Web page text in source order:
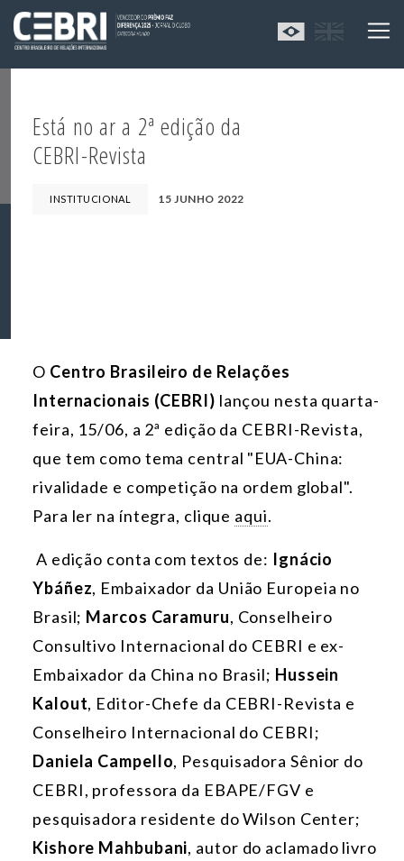
Está no ar a 2ª edição da
CEBRI-Revista
INSTITUCIONAL 15 JUNHO 2022
O Centro Brasileiro de Relações
Internacionais (CEBRI) lançou nesta quarta-
feira, 15/06, a 2ª edição da CEBRI-Revista,
que tem como tema central "EUA-China:
rivalidade e competição na ordem global".
Para ler na íntegra, clique aqui.
A edição conta com textos de: Ignácio
Ybáñez, Embaixador da União Europeia no
Brasil; Marcos Caramuru, Conselheiro
Consultivo Internacional do CEBRI e ex-
Embaixador da China no Brasil; Hussein
Kalout, Editor-Chefe da CEBRI-Revista e
Conselheiro Internacional do CEBRI;
Daniela Campello, Pesquisadora Sênior do
CEBRI, professora da EBAPE/FGV e
pesquisadora residente do Wilson Center;
Kishore Mahbubani, autor do aclamado livro